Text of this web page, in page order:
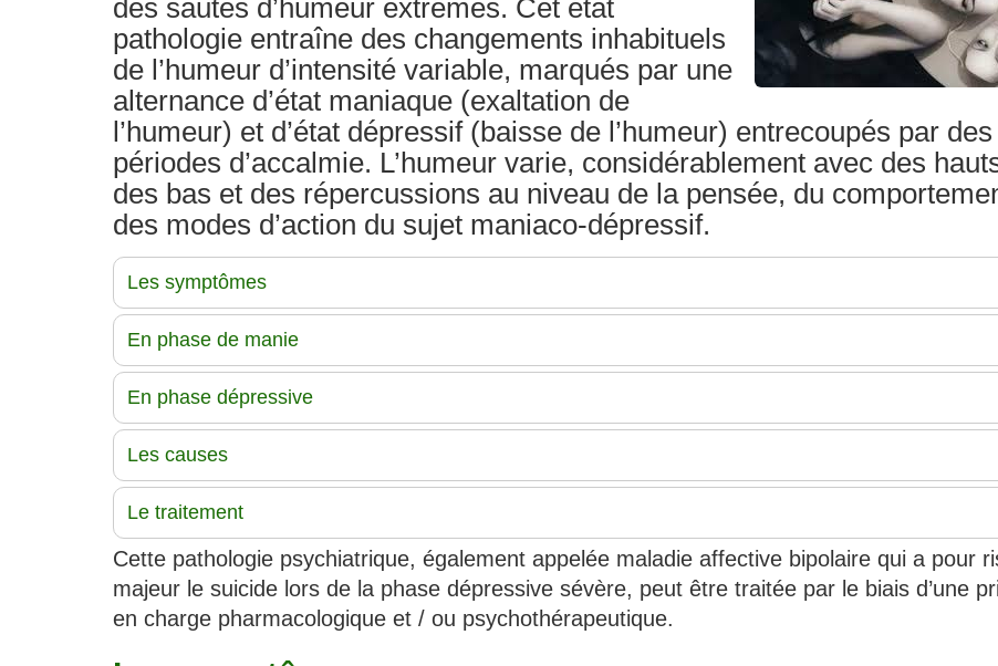
des sautes d’humeur extrêmes. Cet état
pathologie entraîne des changements inhabituels
de l’humeur d’intensité variable, marqués par une
alternance d’état maniaque (exaltation de
l’humeur) et d’état dépressif (baisse de l’humeur) entrecoupés par des
périodes d’accalmie. L’humeur varie, considérablement avec des
des bas et des répercussions au niveau de la pensée, du
des modes d’action du sujet maniaco-dépressif.
Les symptômes
En phase de manie
En phase dépressive
Les causes
Le traitement
Cette pathologie psychiatrique, également appelée maladie affective bipolaire qui a pour
majeur le suicide lors de la phase dépressive sévère, peut être traitée par le biais d’une
en charge pharmacologique et / ou psychothérapeutique.